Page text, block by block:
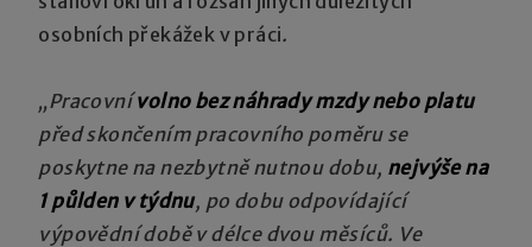
osobních překážek v práci.
„Pracovnívolno bez náhrady mzdy nebo platu
před skončením pracovního poměru se
poskytne na nezbytně nutnou dobu, nejvýše na
1 půlden v týdnu, po dobu odpovídající
výpovědní době v délce dvou měsíců. Ve